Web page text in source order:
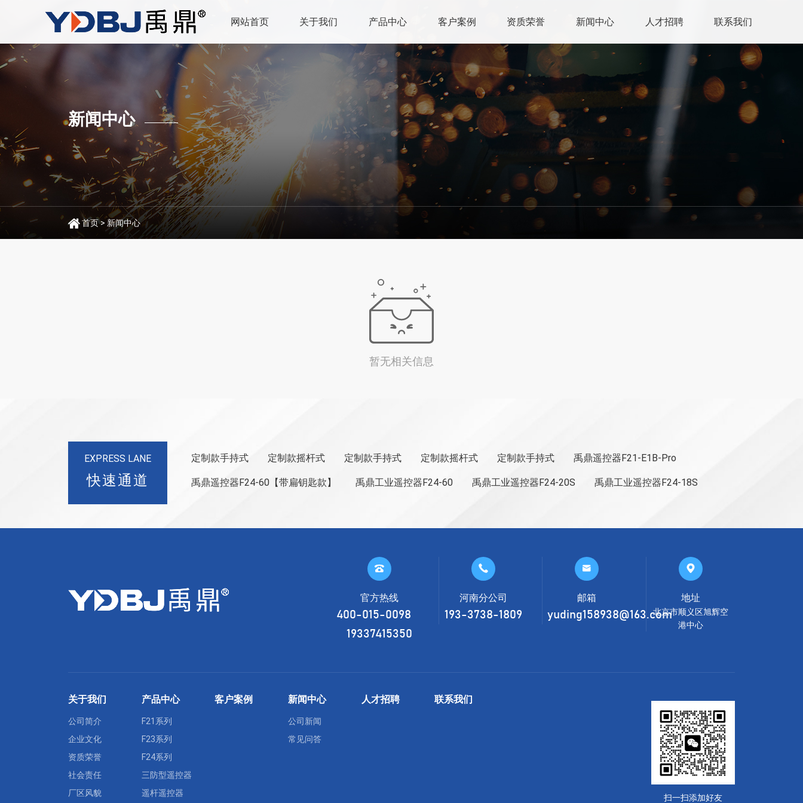
网站首页 关于我们 产品中心 客户案例 资质荣誉 新闻中心 人才招聘 联系我们
新闻中心
首页> 新闻中心
暂无相关信息
EXPRESS LANE
快速通道
定制款手持式 定制款摇杆式 定制款手持式 定制款摇杆式 定制款手持式 禹鼎遥控器F21-E1B-Pro
禹鼎遥控器F24-60【带扁钥匙款】 禹鼎工业遥控器F24-60 禹鼎工业遥控器F24-20S 禹鼎工业遥控器F24-18S

官方热线
400-015-0098
19337415350

河南分公司
193-3738-1809

邮箱
yuding158938@163.com

地址
北京市顺义区旭辉空
港中心
关于我们
公司简介
企业文化
资质荣誉
社会责任
厂区风貌
产品中心
F21系列
F23系列
F24系列
三防型遥控器
遥杆遥控器
客户案例 新闻中心
公司新闻
常见问答
人才招聘 联系我们
扫一扫添加好友